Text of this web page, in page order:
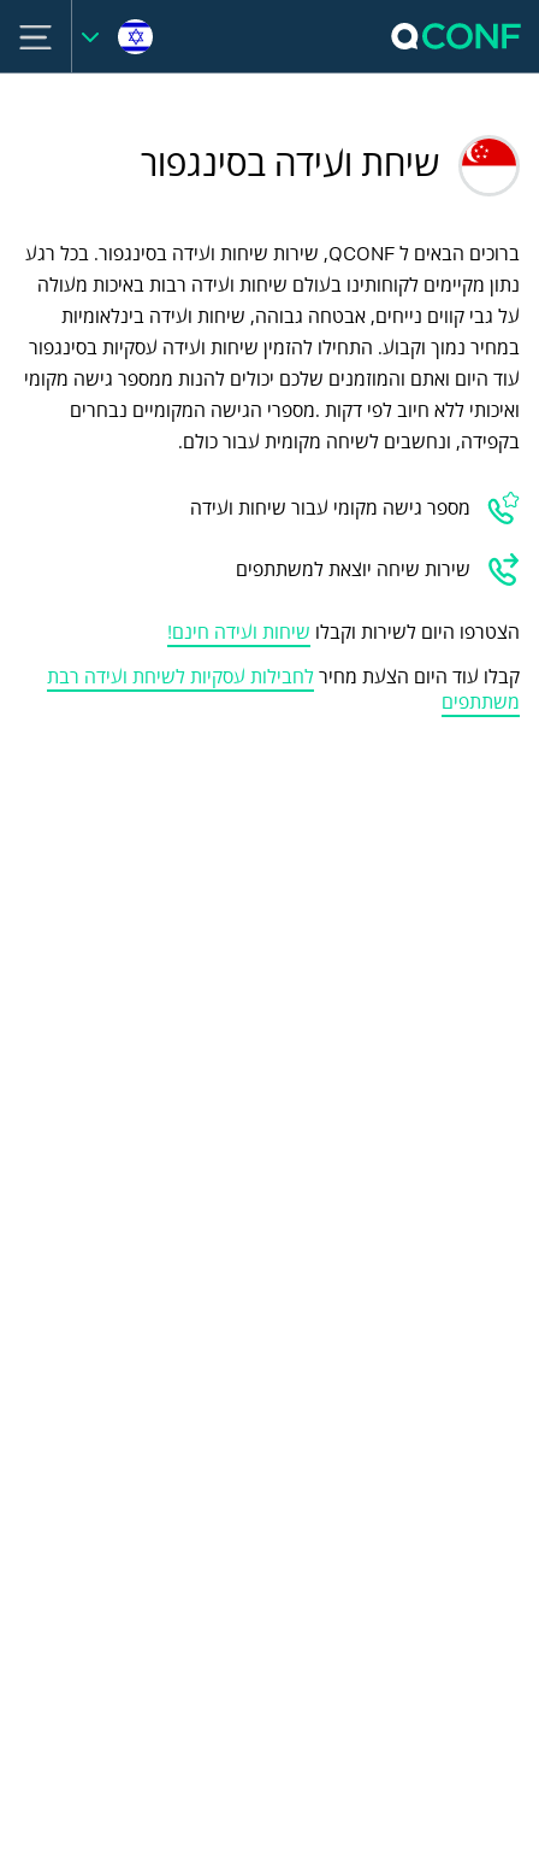
שיחת ועידה בסינגפור
ברוכים הבאים ל QCONF, שירות שיחות ועידה בסינגפור. בכל רגע
נתון מקיימים לקוחותינו בעולם שיחות ועידה רבות באיכות מעולה
על גבי קווים נייחים, אבטחה גבוהה, שיחות ועידה בינלאומיות
במחיר נמוך וקבוע. התחילו להזמין שיחות ועידה עסקיות בסינגפור
עוד היום ואתם והמוזמנים שלכם יכולים להנות ממספר גישה מקומי
ואיכותי ללא חיוב לפי דקות .מספרי הגישה המקומיים נבחרים
בקפידה, ונחשבים לשיחה מקומית עבור כולם.
מספר גישה מקומי עבור שיחות ועידה
שירות שיחה יוצאת למשתתפים
הצטרפו היום לשירות וקבלו שיחות ועידה חינם!
קבלו עוד היום הצעת מחירלחבילות עסקיות לשיחת ועידה רבת
משתתפים